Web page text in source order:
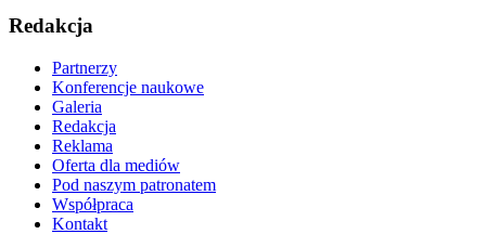
Redakcja
Partnerzy
Konferencje naukowe
Galeria
Redakcja
Reklama
Oferta dla mediów
Pod naszym patronatem
Współpraca
Kontakt